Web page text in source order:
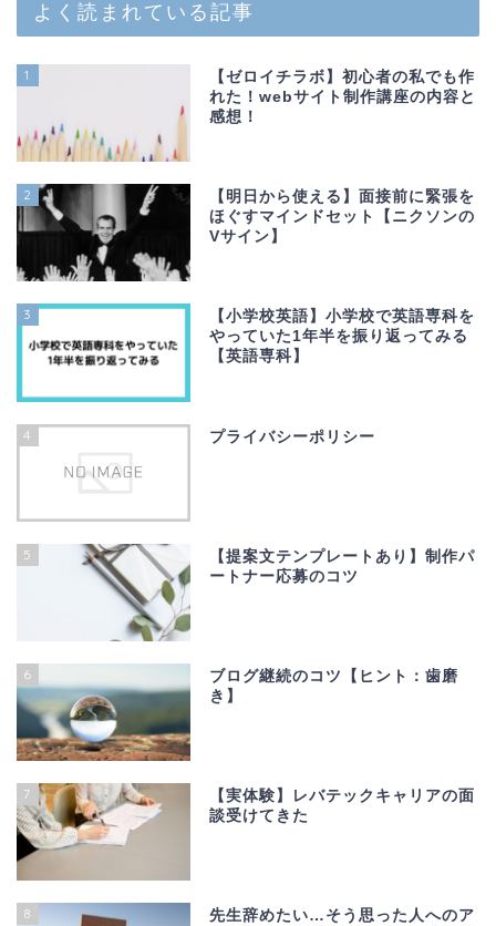
よく読まれている記事
1
【ゼロイチラボ】初心者の私でも作
れた！webサイト制作講座の内容と
感想！
2
【明日から使える】面接前に緊張を
ほぐすマインドセット【ニクソンの
Vサイン】
3
【小学校英語】小学校で英語専科を
やっていた1年半を振り返ってみる
【英語専科】
4 プライバシーポリシー
5
【提案文テンプレートあり】制作パ
ートナー応募のコツ
6
ブログ継続のコツ【ヒント：歯磨
き】
7
【実体験】レバテックキャリアの面
談受けてきた
8
先生辞めたい…そう思った人へのア